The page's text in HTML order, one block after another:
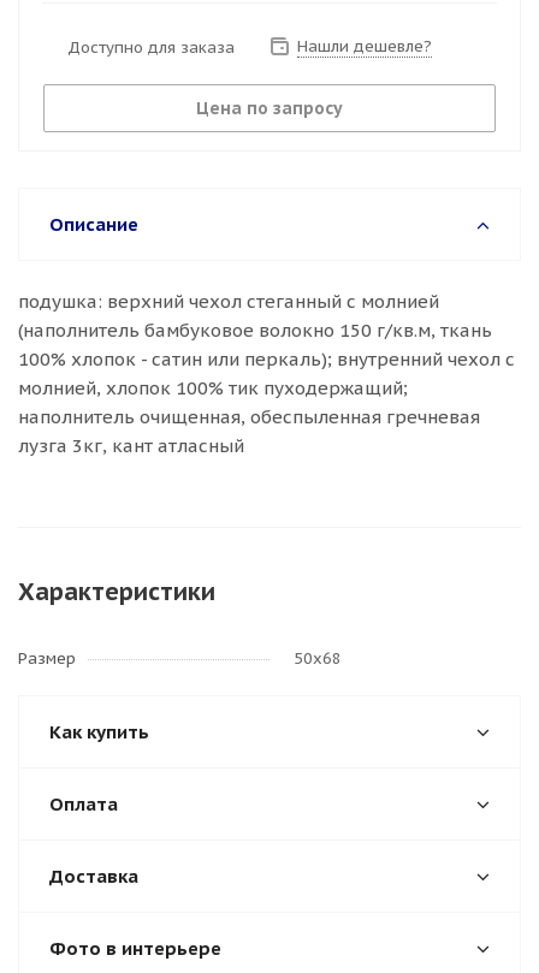
Доступно для заказа Нашли дешевле?
Цена по запросу
Описание
подушка: верхний чехол стеганный с молнией
(наполнитель бамбуковое волокно 150 г/кв.м, ткань
100% хлопок - сатин или перкаль); внутренний чехол с
молнией, хлопок 100% тик пуходержащий;
наполнитель очищенная, обеспыленная гречневая
лузга 3кг, кант атласный
Характеристики
Размер 50х68
Как купить
Оплата
Доставка
Фото в интерьере